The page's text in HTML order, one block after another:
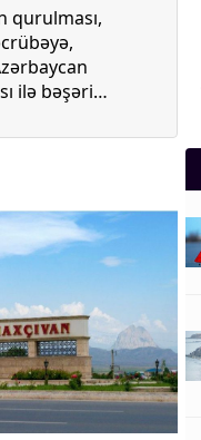
Mətbuat-150
qurulması,
ilə bəşəri
çağırış,
Yüksək
olunub